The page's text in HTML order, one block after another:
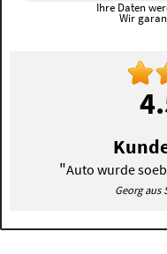
Ihre Daten
Wir
"Auto wurde
Georg aus